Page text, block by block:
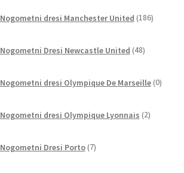
Nogometni dresi Manchester United 186izdelkov
Nogometni Dresi Newcastle United 48izdelkov
Nogometni dresi Olympique De Marseille 0
Nogometni dresi Olympique Lyonnais 2izdelka
Nogometni Dresi Porto 7izdelkov